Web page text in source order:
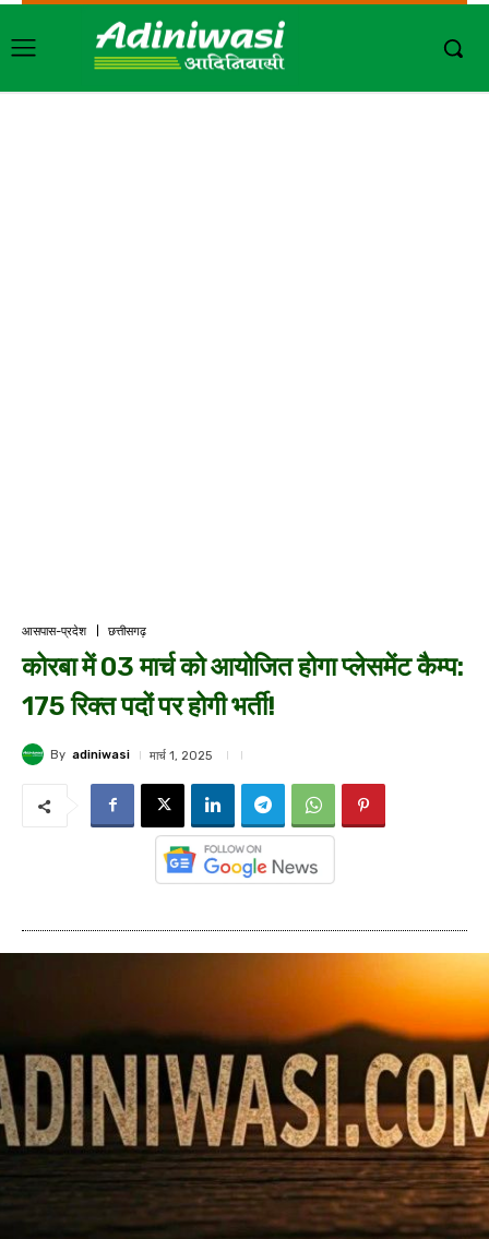
आसपास-प्रदेश छत्तीसगढ़
कोरबा में 03 मार्च को आयोजित होगा प्लेसमेंट कैम्प:
175 रिक्त पदों पर होगी भर्ती!
By adiniwasi मार्च 1, 2025